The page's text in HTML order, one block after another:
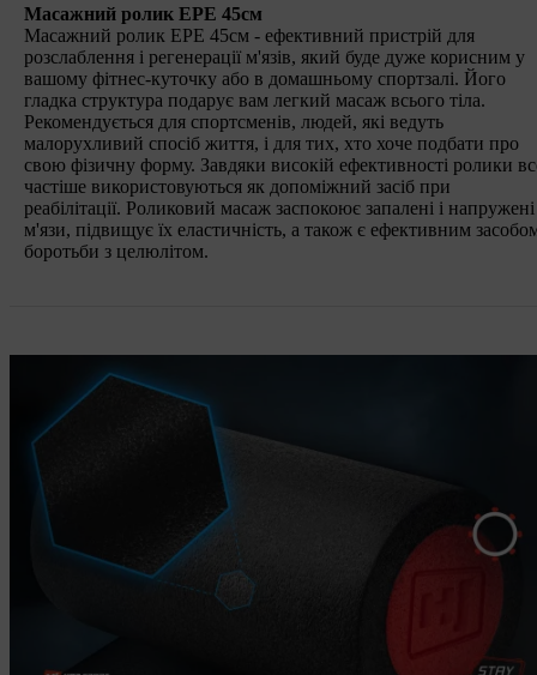
Масажний ролик EPE 45см
Масажний ролик EPE 45см - ефективний пристрій для
розслаблення і регенерації м'язів, який буде дуже корисним у
вашому фітнес-куточку або в домашньому спортзалі. Його
гладка структура подарує вам легкий масаж всього тіла.
Рекомендується для спортсменів, людей, які ведуть
малорухливий спосіб життя, і для тих, хто хоче подбати про
свою фізичну форму. Завдяки високій ефективності ролики
частіше використовуються як допоміжний засіб при
реабілітації. Роликовий масаж заспокоює запалені і напружені
м'язи, підвищує їх еластичність, а також є ефективним
боротьби з целюлітом.